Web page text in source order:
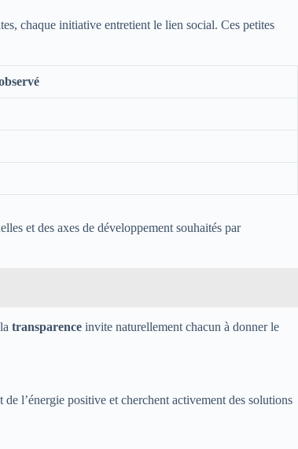
chaque initiative entretient le lien social. Ces petites
et des axes de développement souhaités par
transparence invite naturellement chacun à donner le
l’énergie positive et cherchent activement des solutions